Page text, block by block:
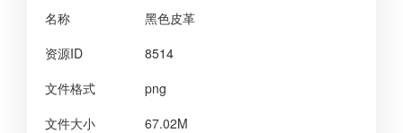
名称
黑色皮革
资源ID
8514
文件格式
png
文件大小
67.02M